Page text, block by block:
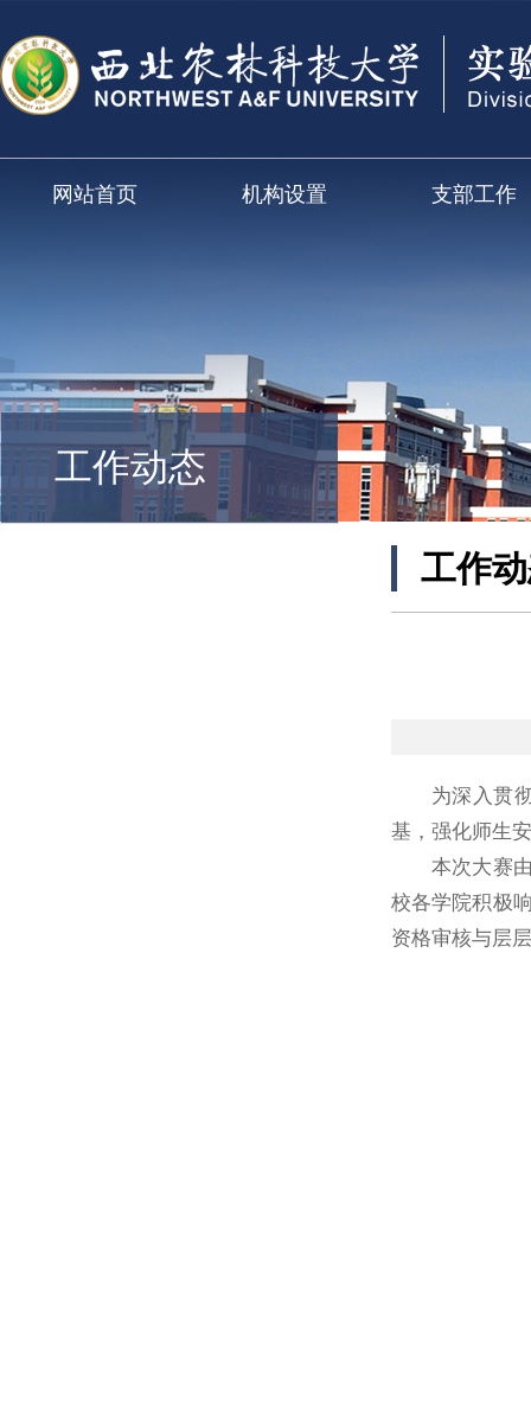
网站首页 机构设置 支部工作
工作动态
工作
为深入贯
基，强化师生
本次大赛
校各学院积极
资格审核与层